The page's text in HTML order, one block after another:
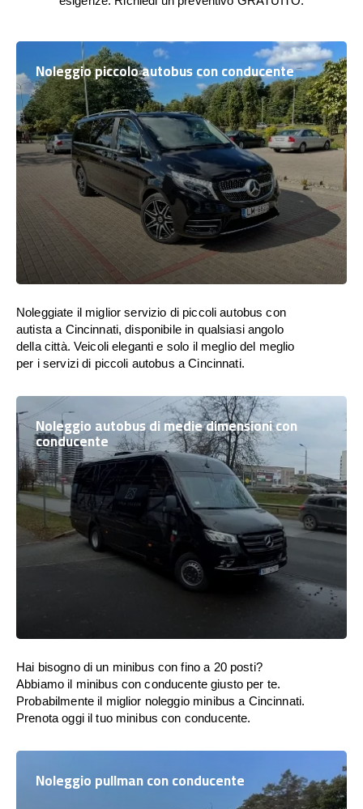
Noleggio piccolo autobus con conducente
Noleggiate il miglior servizio di piccoli autobus con
autista a Cincinnati, disponibile in qualsiasi angolo
della città. Veicoli eleganti e solo il meglio del meglio
per i servizi di piccoli autobus a Cincinnati.
Noleggio autobus di medie dimensioni con
conducente
Hai bisogno di un minibus con fino a 20 posti?
Abbiamo il minibus con conducente giusto per te.
Probabilmente il miglior noleggio minibus a Cincinnati.
Prenota oggi il tuo minibus con conducente.
Noleggio pullman con conducente